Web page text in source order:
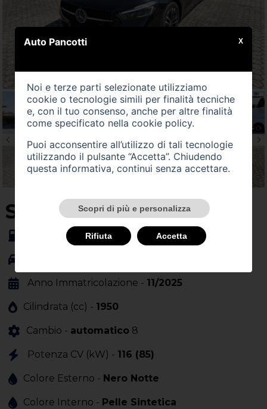
SU QUEST'AUTO
Alimentazione -gasolio
Anno Immatricolazione - 11/2025
Cilindrata (cc) - 1950
Cambio - automatico 8
Potenza CV (kW) - 116 (85)
Colore Esterno - Nero Notte
Colore Interno - Pelle Sintetica
Auto Pancotti
Noi e terze parti selezionate utilizziamo
cookie o tecnologie simili per finalità tecniche
e, con il tuo consenso, anche per altre finalità
come specificato nella cookie policy.
Puoi acconsentire all’utilizzo di tali tecnologie
utilizzando il pulsante “Accetta”. Chiudendo
questa informativa, continui senza accettare.
Scopri di più e personalizza
Rifiuta Accetta
X